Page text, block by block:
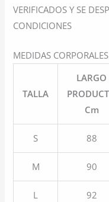
VERIFICADOS Y SE
CONDICIONES
MEDIDAS CORPORALES
TALLA
LARGO
Cm
S 88
M 90
L 92